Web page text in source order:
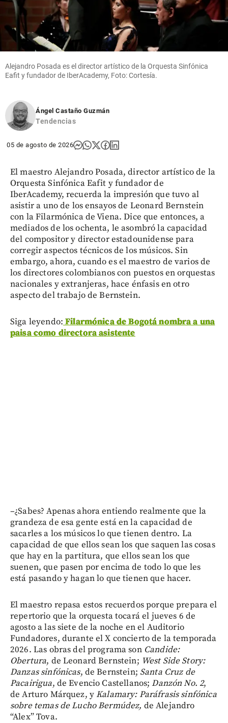
Alejandro Posada es el director artístico de la Orquesta Sinfónica
Eafit y fundador de IberAcademy, Foto: Cortesía.
Ángel Castaño Guzmán
Tendencias
05 de agosto de 2026
El maestro Alejandro Posada, director artístico de la
Orquesta Sinfónica Eafit y fundador de
IberAcademy, recuerda la impresión que tuvo al
asistir a uno de los ensayos de Leonard Bernstein
con la Filarmónica de Viena. Dice que entonces, a
mediados de los ochenta, le asombró la capacidad
del compositor y director estadounidense para
corregir aspectos técnicos de los músicos. Sin
embargo, ahora, cuando es el maestro de varios de
los directores colombianos con puestos en orquestas
nacionales y extranjeras, hace énfasis en otro
aspecto del trabajo de Bernstein.
Siga leyendo: Filarmónica de Bogotá nombra a una
paisa como directora asistente
–¿Sabes? Apenas ahora entiendo realmente que la
grandeza de esa gente está en la capacidad de
sacarles a los músicos lo que tienen dentro. La
capacidad de que ellos sean los que saquen las cosas
que hay en la partitura, que ellos sean los que
suenen, que pasen por encima de todo lo que les
está pasando y hagan lo que tienen que hacer.
El maestro repasa estos recuerdos porque prepara el
repertorio que la orquesta tocará el jueves 6 de
agosto a las siete de la noche en el Auditorio
Fundadores, durante el X concierto de la temporada
2026. Las obras del programa son Candide:
Obertura, de Leonard Bernstein; West Side Story:
Danzas sinfónicas, de Bernstein; Santa Cruz de
Pacairigua, de Evencio Castellanos;Danzón No. 2,
de Arturo Márquez, yKalamary: Paráfrasis sinfónica
sobre temas de Lucho Bermúdez, de Alejandro
“Alex” Tova.